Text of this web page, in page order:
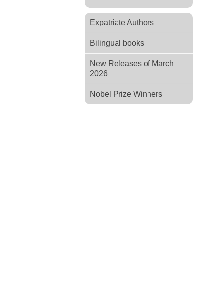
Expatriate Authors
Bilingual books
New Releases of March
2026
Nobel Prize Winners